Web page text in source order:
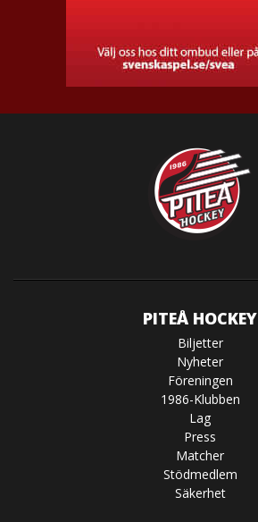
PITEÅ HOCKEY
Biljetter
Nyheter
Föreningen
1986-Klubben
Lag
Press
Matcher
Stödmedlem
Säkerhet